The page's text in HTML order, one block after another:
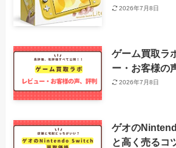
2026年7月8日
ゲーム買取ラ
ー・お客様の
2026年7月8日
ゲオの
と高く売るコ